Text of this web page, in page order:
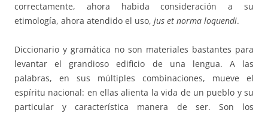
correctamente, ahora habida consideración a su
etimología, ahora atendido el uso, jus et norma loquendi.
Diccionario y gramática no son materiales bastantes para
levantar el grandioso edificio de una lengua. A las
palabras, en sus múltiples combinaciones, mueve el
espíritu nacional: en ellas alienta la vida de un pueblo y su
particular y característica manera de ser. Son los